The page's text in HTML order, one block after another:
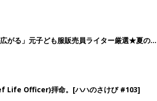
がる」元子ども服販売員ライター厳選★夏のバ
Life Officer)拝命。[ハハのさけび #103]